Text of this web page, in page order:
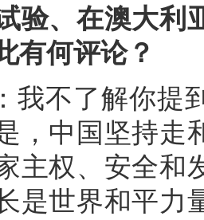
验、在澳大利
有何评论？
我不了解你提
，中国坚持走
主权、安全和
是世界和平力